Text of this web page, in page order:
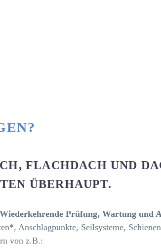
FLACHDACH UND
ÜBERHAUPT.
Prüfung, Wartung und
Anschlagpunkte, Seilsysteme,
von z.B.: